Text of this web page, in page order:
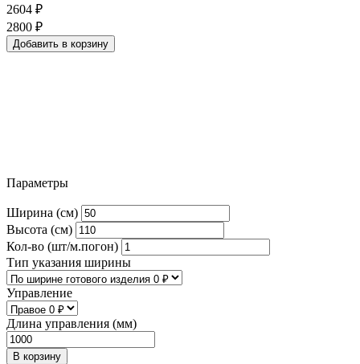
2604 ₽
2800 ₽
Добавить в корзину
Параметры
Ширина (см)
Высота (см)
Кол-во (шт/м.погон)
Тип указания ширины
Управление
Длина управления (мм)
В корзину